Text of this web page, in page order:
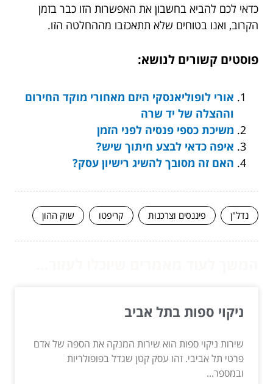
כדאי לכם להביא בחשבון את האפשרות הזו כבר בזמן
הקרוב, ואנו בטוחים שלא תתאכזבו מההחלטה הזו.
פוסטים קשורים לנושא:
אורי לופוליאנסקי היזם מאחורי מוקד החירום
וההצלה של יד שרה
משיכת כספי פנסיה לפני הזמן
איפה כדאי לבצע חיתוך שיש?
האם זה מסובך להשיג רישיון עסק?
נדל"ן פיננסים וצרכנות קריפטו שוק ההון
ניקוי ספות בתל אביב
שירות ניקוי ספות הוא שירות המנקה את הספה של אדם
פרטי תל אביבי. זהו עסק קטן שגדל בפופולריות
ובמספר...